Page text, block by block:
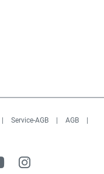
Service-AGB AGB